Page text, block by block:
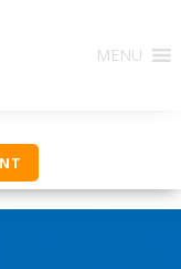
MENU
de forums
rapport avec
par
vous aider
ne trouvez
le groupe
poser votre